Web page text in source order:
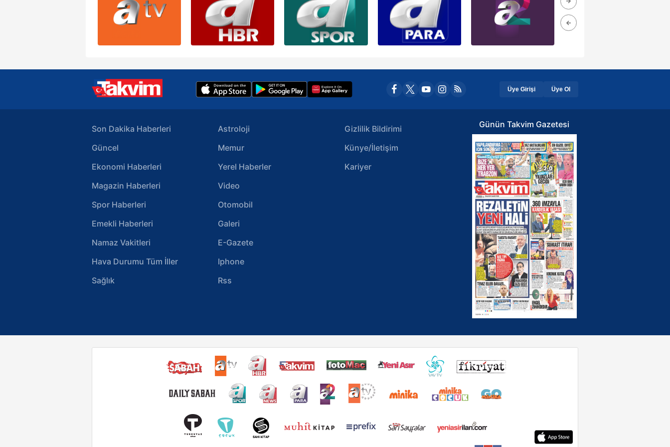
Üye Girişi Üye Ol
Son Dakika Haberleri
Güncel
Ekonomi Haberleri
Magazin Haberleri
Spor Haberleri
Emekli Haberleri
Namaz Vakitleri
Hava Durumu Tüm İller
Sağlık
Astroloji
Memur
Yerel Haberler
Video
Otomobil
Galeri
E-Gazete
Iphone
Rss
Gizlilik Bildirimi
Künye/İletişim
Kariyer
Günün Takvim Gazetesi